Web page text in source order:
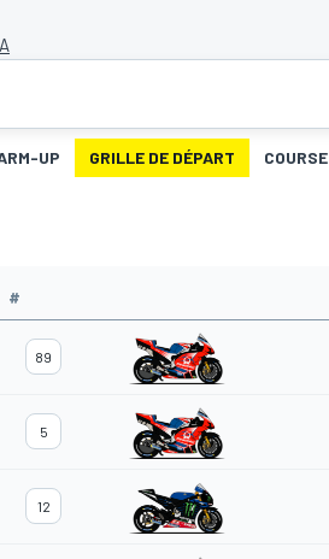
UP GRILLE DE DÉPART COURSE
#
89
5
12